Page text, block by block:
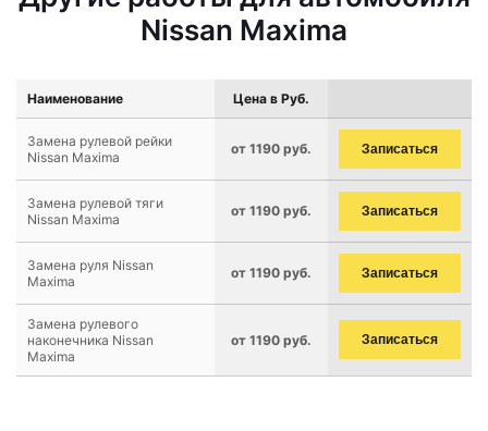
Nissan Maxima
Наименование Цена в Руб.
Замена рулевой рейки
Nissan Maxima
от 1190 руб. Записаться
Замена рулевой тяги
Nissan Maxima
от 1190 руб. Записаться
Замена руля Nissan
Maxima
от 1190 руб. Записаться
Замена рулевого
наконечника Nissan
Maxima
от 1190 руб. Записаться